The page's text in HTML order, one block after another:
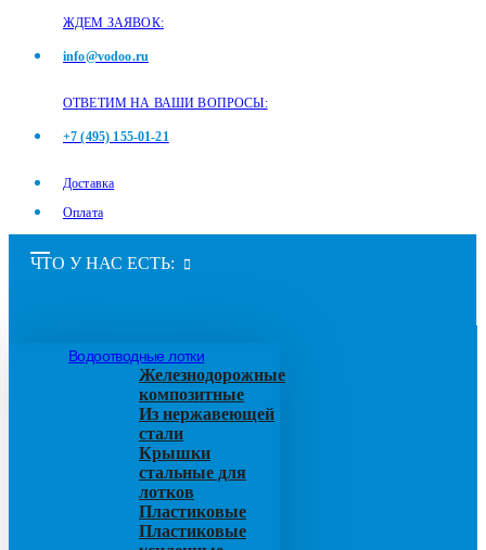
ЖДЕМ ЗАЯВОК:
info@vodoo.ru
ОТВЕТИМ НА ВАШИ ВОПРОСЫ:
+7 (495) 155-01-21
Доставка
Оплата
ЧТО У НАС ЕСТЬ:
Водоотводные лотки
Железнодорожные
композитные
Из нержавеющей
стали
Крышки
стальные для
лотков
Пластиковые
Пластиковые